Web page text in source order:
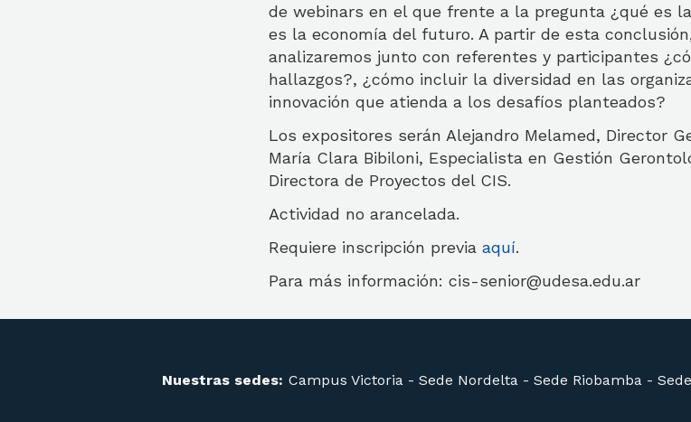
de webinars en el que frente a la pregunta ¿qué es la
es la economía del futuro. A partir de esta
analizaremos junto con referentes y participantes
hallazgos?, ¿cómo incluir la diversidad en las
innovación que atienda a los desafíos planteados?
Los expositores serán Alejandro Melamed, Director
María Clara Bibiloni, Especialista en Gestión
Directora de Proyectos del CIS.
Actividad no arancelada.
Requiere inscripción previa aquí.
Para más información: cis-senior@udesa.edu.ar
Nuestras sedes: Campus Victoria - Sede Nordelta - Sede Riobamba -